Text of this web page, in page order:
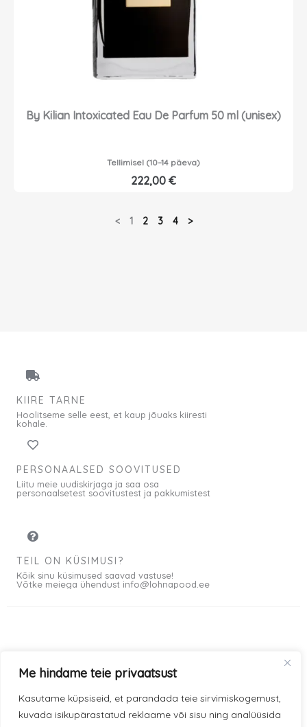
Me hindame teie privaatsust
Kasutame küpsiseid, et parandada teie sirvimiskogemust,
kuvada isikupärastatud reklaame või sisu ning analüüsida
By Kilian Intoxicated Eau De Parfum 50 ml (unisex)
Tellimisel (10–14 päeva)
222,00 €
< 1 2 3 4 >
KIIRE TARNE
Hoolitseme selle eest, et kaup jõuaks kiiresti
kohale.
PERSONAALSED SOOVITUSED
Liitu meie uudiskirjaga ja saa osa
personaalsetest soovitustest ja pakkumistest
TEIL ON KÜSIMUSI?
Kõik sinu küsimused saavad vastuse!
Võtke meiega ühendust info@lohnapood.ee
Meist
Privaatsuspoliitika
Müügitingimused
© 2026 All rights
Reserved
F
a
I
n